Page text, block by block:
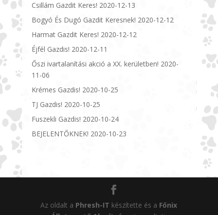
Csillám Gazdit Keres! 2020-12-13
Bogyó És Dugó Gazdit Keresnek! 2020-12-12
Harmat Gazdit Keres! 2020-12-12
Éjfél Gazdis! 2020-12-11
Őszi ivartalanítási akció a XX. kerületben! 2020-
11-06
Krémes Gazdis! 2020-10-25
TJ Gazdis! 2020-10-25
Fuszekli Gazdis! 2020-10-24
BEJELENTŐKNEK! 2020-10-23
Az oldalt a Phresh-IT készítette és a Főnix